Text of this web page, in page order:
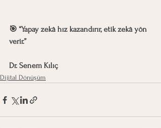
🎯 “Yapay zekâ hız kazandırır, etik zekâ yön
verir.”
Dr. Senem Kılıç
Dijital Dönüşüm